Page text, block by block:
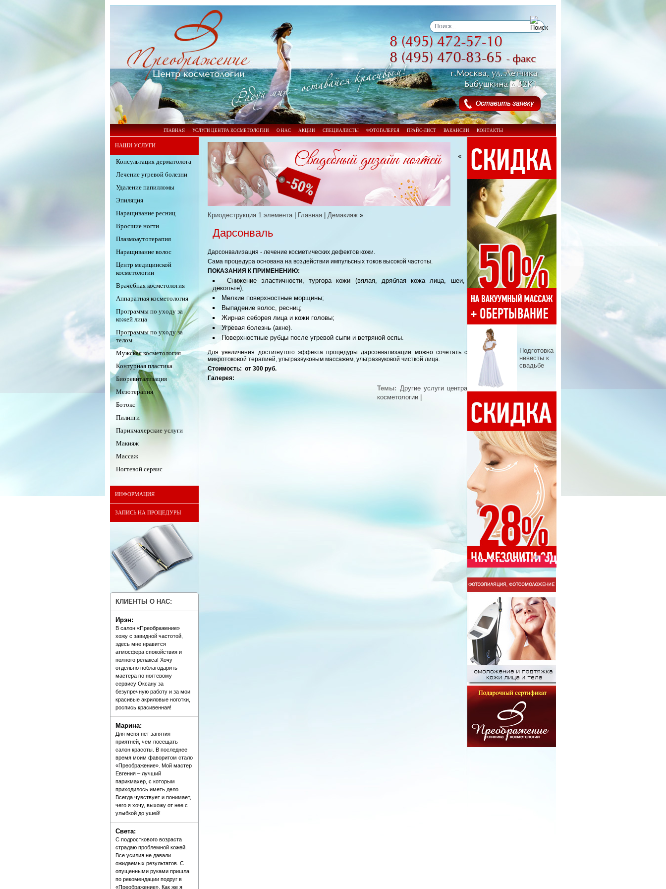
ГЛАВНАЯ УСЛУГИ ЦЕНТРА КОСМЕТОЛОГИИ О НАС АКЦИИ СПЕЦИАЛИСТЫ ФОТОГАЛЕРЕЯ ПРАЙС-ЛИСТ ВАКАНСИИ КОНТАКТЫ
НАШИ УСЛУГИ
Консультация дерматолога
Лечение угревой болезни
Удаление папилломы
Эпиляция
Наращивание ресниц
Вросшие ногти
Плазмоаутотерапия
Наращивание волос
Центр медицинской
косметологии
Врачебная косметология
Аппаратная косметология
Программы по уходу за
кожей лица
Программы по уходу за
телом
Мужская косметология
Контурная пластика
Биоревитализация
Мезотерапия
Ботокс
Пилинги
Парикмахерские услуги
Макияж
Массаж
Ногтевой сервис
ИНФОРМАЦИЯ
ЗАПИСЬ НА ПРОЦЕДУРЫ
КЛИЕНТЫ О НАС:
Ирэн:
В салон «Преображение»
хожу с завидной частотой,
здесь мне нравится
атмосфера спокойствия и
полного релакса! Хочу
отдельно поблагодарить
мастера по ногтевому
сервису Оксану за
безупречную работу и за мои
красивые акриловые ноготки,
роспись красивенная!
Марина:
Для меня нет занятия
приятней, чем посещать
салон красоты. В последнее
время моим фаворитом стало
«Преображение». Мой мастер
Евгения – лучший
парикмахер, с которым
приходилось иметь дело.
Всегда чувствует и понимает,
чего я хочу, выхожу от нее с
улыбкой до ушей!
Света:
С подросткового возраста
страдаю проблемной кожей.
Все усилия не давали
ожидаемых результатов. С
опущенными руками пришла
по рекомендации подруг в
«Преображение». Как же я
Подготовка
невесты к
свадьбе
«
Криодеструкция 1 элемента| Главная Демакияж »
Дарсонваль
Дарсонвализация - лечение косметических дефектов кожи.
Сама процедура основана на воздействии импульсных токов высокой частоты.
ПОКАЗАНИЯ К ПРИМЕНЕНИЮ:
Снижение эластичности, тургора кожи (вялая, дряблая кожа лица, шеи,
декольте);
Мелкие поверхностные морщины;
Выпадение волос, ресниц;
Жирная себорея лица и кожи головы;
Угревая болезнь (акне).
Поверхностные рубцы после угревой сыпи и ветряной оспы.
Для увеличения достигнутого эффекта процедуры дарсонвализации можно сочетать с
микротоковой терапией, ультразвуковым массажем, ультразвуковой чисткой лица.
Стоимость: от 300 руб.
Галерея:
Темы: Другие услуги центра
косметологии